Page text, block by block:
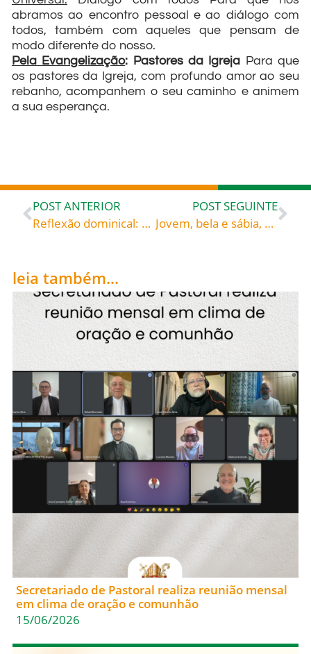
abramos ao encontro pessoal e ao diálogo com
todos, também com aqueles que pensam de
modo diferente do nosso.
Pela Evangelização: Pastores da Igreja Para que
os pastores da Igreja, com profundo amor ao seu
rebanho, acompanhem o seu caminho e animem
a sua esperança.
POST ANTERIOR
Reflexão dominical: Solenidade de Cristo, Rei do Universo
POST SEGUINTE
Jovem, bela e sábia, escolhe por esposo a Cristo: Santa Cecília, padroeira dos músicos e cantores, celebrada hoje, 22, roga por todos nós!
leia também...
Secretariado de Pastoral realiza reunião mensal
em clima de oração e comunhão
15/06/2026